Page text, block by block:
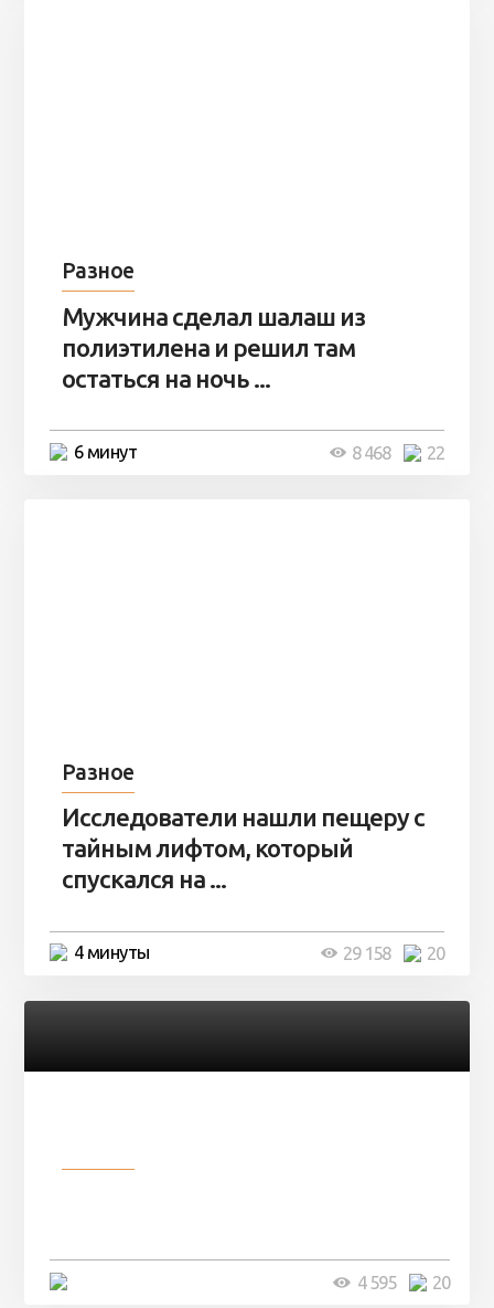
Разное
Мужчина сделал шалаш из
полиэтилена и решил там
остаться на ночь ...
6 минут 22
8 468
Разное
Исследователи нашли пещеру с
тайным лифтом, который
спускался на ...
4 минуты 20
29 158
20
4 595